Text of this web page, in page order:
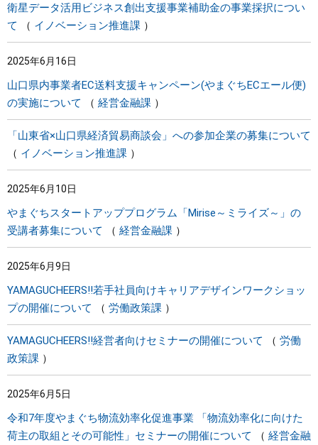
衛星データ活用ビジネス創出支援事業補助金の事業採択につい
て
イノベーション推進課
2025年6月16日
山口県内事業者EC送料支援キャンペーン(やまぐちECエール便)
の実施について
経営金融課
「山東省×山口県経済貿易商談会」への参加企業の募集について
イノベーション推進課
2025年6月10日
やまぐちスタートアッププログラム「Mirise～ミライズ～」の
受講者募集について
経営金融課
2025年6月9日
YAMAGUCHEERS!!若手社員向けキャリアデザインワークショッ
プの開催について
労働政策課
YAMAGUCHEERS!!経営者向けセミナーの開催について
労働
政策課
2025年6月5日
令和7年度やまぐち物流効率化促進事業 「物流効率化に向けた
荷主の取組とその可能性」セミナーの開催について
経営金融